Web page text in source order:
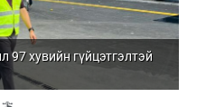
97 хувийн гүйцэтгэлтэй